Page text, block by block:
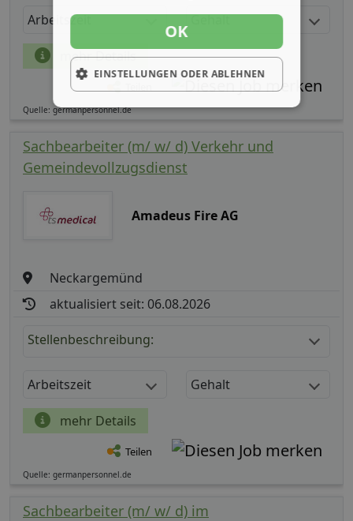
Arbeitszeit Gehalt
mehr Details
Quelle: germanpersonnel.de
Sachbearbeiter (m/ w/ d) Verkehr und
Gemeindevollzugsdienst
Amadeus Fire AG
Neckargemünd
aktualisiert seit: 06.08.2026
Stellenbeschreibung:
Arbeitszeit Gehalt
mehr Details
Teilen
Quelle: germanpersonnel.de
Sachbearbeiter (m/ w/ d) im
OK
EINSTELLUNGEN ODER ABLEHNEN